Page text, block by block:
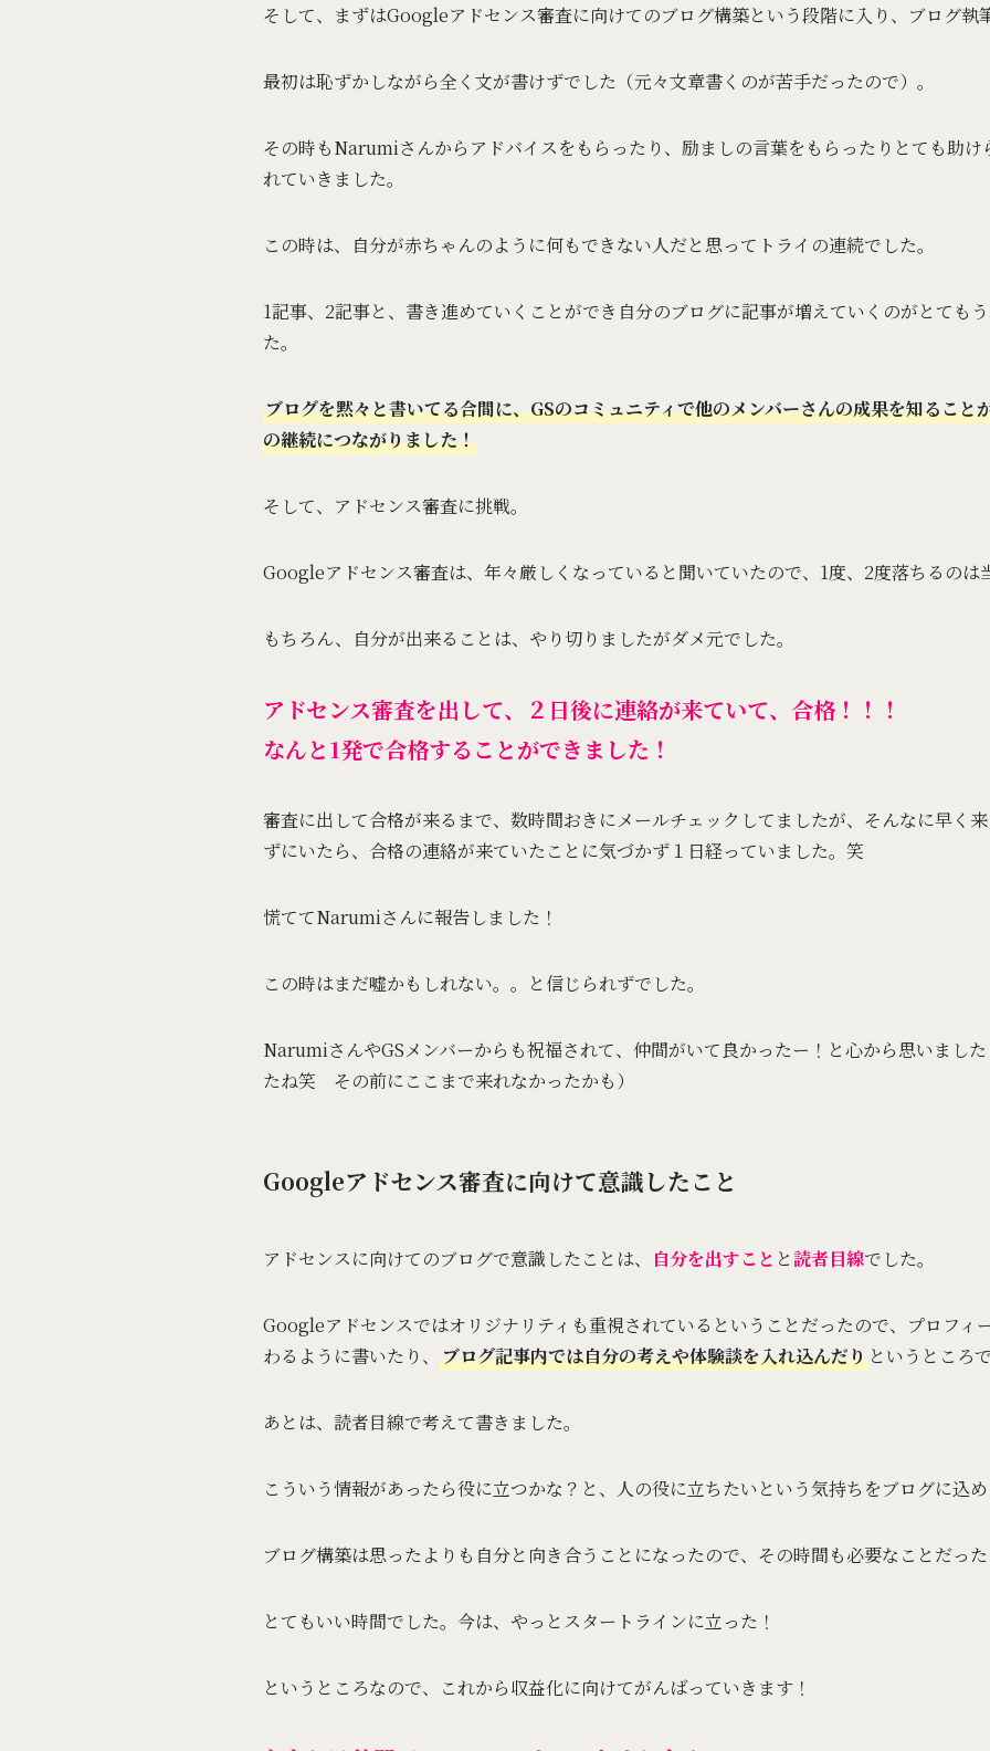
そして、まずはGoogleアドセンス審査に向けてのブログ構築という段階に入り、ブログ執
最初は恥ずかしながら全く文が書けずでした（元々文章書くのが苦手だったので）。
その時もNarumiさんからアドバイスをもらったり、励ましの言葉をもらったりとても助
れていきました。
この時は、自分が赤ちゃんのように何もできない人だと思ってトライの連続でした。
1記事、2記事と、書き進めていくことができ自分のブログに記事が増えていくのがとても
た。
ブログを黙々と書いてる合間に、GSのコミュニティで他のメンバーさんの成果を知ること
の継続につながりました！
そして、アドセンス審査に挑戦。
Googleアドセンス審査は、年々厳しくなっていると聞いていたので、1度、2度落ちるのは
もちろん、自分が出来ることは、やり切りましたがダメ元でした。
アドセンス審査を出して、２日後に連絡が来ていて、合格！！！
なんと1発で合格することができました！
審査に出して合格が来るまで、数時間おきにメールチェックしてましたが、そんなに早く
ずにいたら、合格の連絡が来ていたことに気づかず１日経っていました。笑
慌ててNarumiさんに報告しました！
この時はまだ嘘かもしれない。。と信じられずでした。
NarumiさんやGSメンバーからも祝福されて、仲間がいて良かったー！と心から思いまし
たね笑 その前にここまで来れなかったかも）
Googleアドセンス審査に向けて意識したこと
アドセンスに向けてのブログで意識したことは、 自分を出すこと と読者目線でした。
Googleアドセンスではオリジナリティも重視されているということだったので、プロフィ
わるように書いたり、 ブログ記事内では自分の考えや体験談を入れ込んだり というところで
あとは、読者目線で考えて書きました。
こういう情報があったら役に立つかな？と、人の役に立ちたいという気持ちをブログに込め
ブログ構築は思ったよりも自分と向き合うことになったので、その時間も必要なことだった
とてもいい時間でした。今は、やっとスタートラインに立った！
というところなので、これから収益化に向けてがんばっていきます！